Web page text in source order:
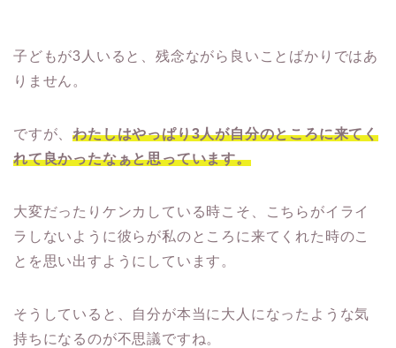
子どもが3人いると、残念ながら良いことばかりではあ
りません。
ですが、わたしはやっぱり3人が自分のところに来てく
れて良かったなぁと思っています。
大変だったりケンカしている時こそ、こちらがイライ
ラしないように彼らが私のところに来てくれた時のこ
とを思い出すようにしています。
そうしていると、自分が本当に大人になったような気
持ちになるのが不思議ですね。